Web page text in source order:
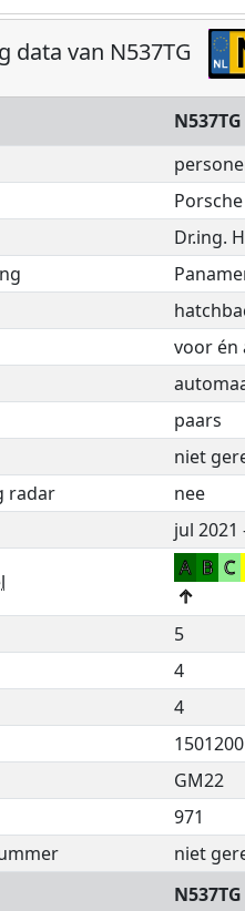
data van N537TG
N537TG
Porsche
Dr.ing.
voor én
paars
niet
radar
nee
jul 2021
A B C
↑
5
4
4
1501200
GM22
971
niet
N537TG